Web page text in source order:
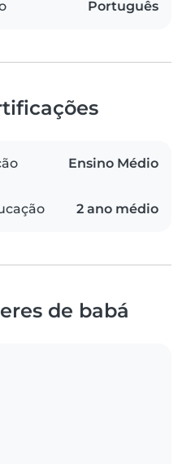
Português
Ensino Médio
2 ano médio
de babá